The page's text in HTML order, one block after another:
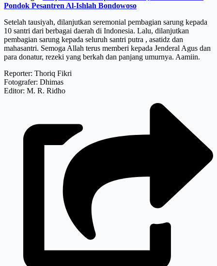
Pondok Pesantren Al-Ishlah Bondowoso
Setelah tausiyah, dilanjutkan seremonial pembagian sarung kepada
10 santri dari berbagai daerah di Indonesia. Lalu, dilanjutkan
pembagian sarung kepada seluruh santri putra , asatidz dan
mahasantri. Semoga Allah terus memberi kepada Jenderal Agus dan
para donatur, rezeki yang berkah dan panjang umurnya. Aamiin.
Reporter: Thoriq Fikri
Fotografer: Dhimas
Editor: M. R. Ridho